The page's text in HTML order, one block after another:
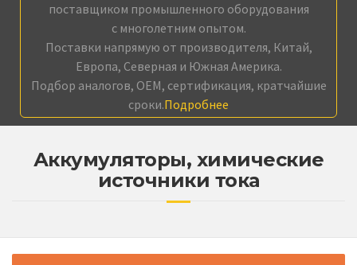
поставщиком промышленного оборудования
с многолетним опытом.
Поставки напрямую от производителя, Китай,
Европа, Северная и Южная Америка.
Подбор аналогов, OEM, сертификация, кратчайшие
сроки.Подробнее
Аккумуляторы, химические
источники тока